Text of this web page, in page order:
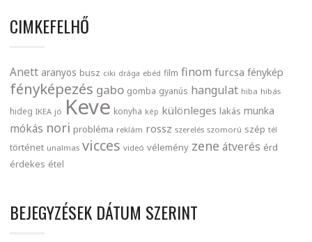
CIMKEFELHŐ
Anett aranyos busz ciki drága ebéd film finom furcsa fénykép
fényképezés gabo gomba gyanús hangulat hiba hibás
hideg IKEA jó Keve konyha kép különleges lakás munka
mókás nori probléma reklám rossz szerelés szomorú szép tél
történet unalmas vicces videó vélemény zene átverés érd
érdekes étel
BEJEGYZÉSEK DÁTUM SZERINT